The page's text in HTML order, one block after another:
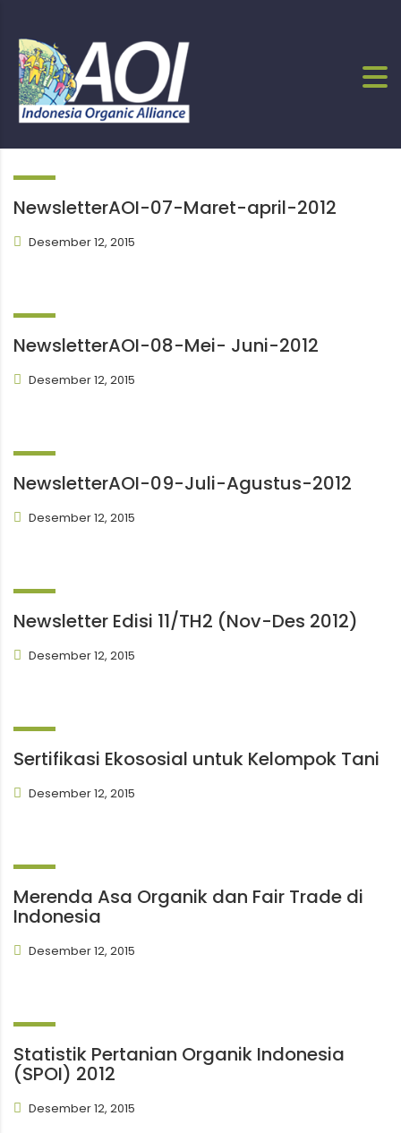
NewsletterAOI-07-Maret-april-2012
Desember 12, 2015
NewsletterAOI-08-Mei- Juni-2012
Desember 12, 2015
NewsletterAOI-09-Juli-Agustus-2012
Desember 12, 2015
Newsletter Edisi 11/TH2 (Nov-Des 2012)
Desember 12, 2015
Sertifikasi Ekososial untuk Kelompok Tani
Desember 12, 2015
Merenda Asa Organik dan Fair Trade di
Indonesia
Desember 12, 2015
Statistik Pertanian Organik Indonesia
(SPOI) 2012
Desember 12, 2015